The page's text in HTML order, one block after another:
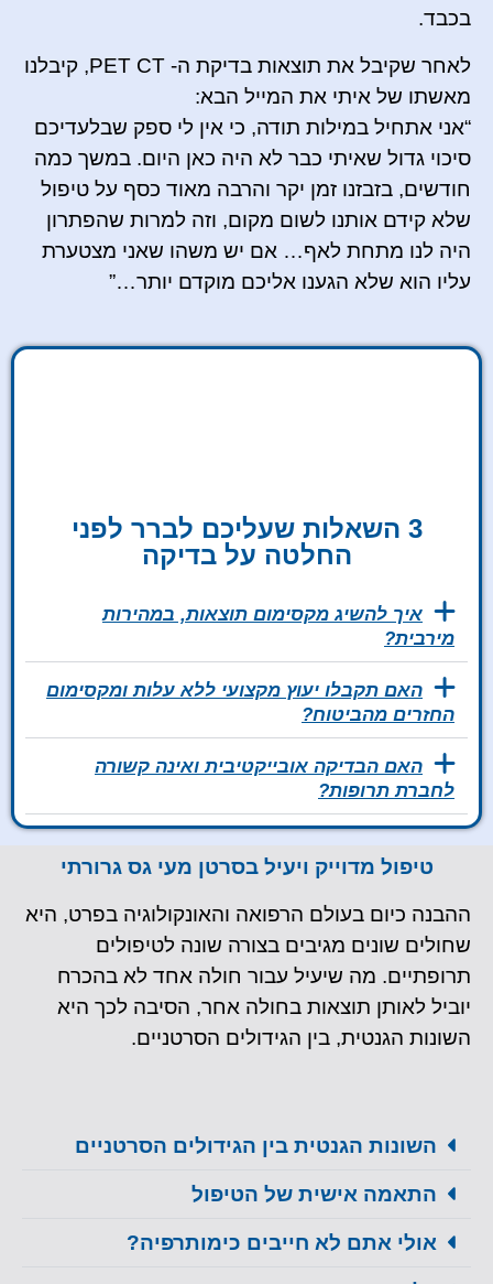
בכבד.
לאחר שקיבל את תוצאות בדיקת ה- PET CT, קיבלנו
מאשתו של איתי את המייל הבא:
“אני אתחיל במילות תודה, כי אין לי ספק שבלעדיכם
סיכוי גדול שאיתי כבר לא היה כאן היום. במשך כמה
חודשים, בזבזנו זמן יקר והרבה מאוד כסף על טיפול
שלא קידם אותנו לשום מקום, וזה למרות שהפתרון
היה לנו מתחת לאף… אם יש משהו שאני מצטערת
עליו הוא שלא הגענו אליכם מוקדם יותר…”
3 השאלות שעליכם לברר לפני
החלטה על בדיקה
איך להשיג מקסימום תוצאות, במהירות
מירבית?
האם תקבלו יעוץ מקצועי ללא עלות ומקסימום
החזרים מהביטוח?
האם הבדיקה אובייקטיבית ואינה קשורה
לחברת תרופות?
טיפול מדוייק ויעיל בסרטן מעי גס גרורתי
ההבנה כיום בעולם הרפואה והאונקולוגיה בפרט, היא
שחולים שונים מגיבים בצורה שונה לטיפולים
תרופתיים. מה שיעיל עבור חולה אחד לא בהכרח
יוביל לאותן תוצאות בחולה אחר, הסיבה לכך היא
השונות הגנטית, בין הגידולים הסרטניים.
השונות הגנטית בין הגידולים הסרטניים
התאמה אישית של הטיפול
אולי אתם לא חייבים כימותרפיה?​